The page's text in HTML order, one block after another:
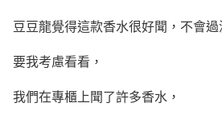
豆豆龍覺得這款香水很好聞，不會過
要我考慮看看，
我們在專櫃上聞了許多香水，